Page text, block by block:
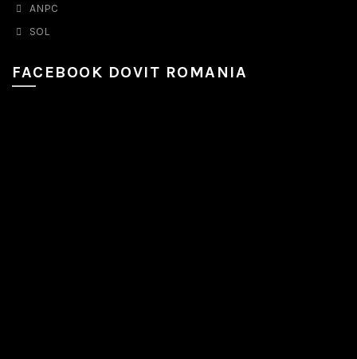
ANPC
SOL
FACEBOOK DOVIT ROMANIA